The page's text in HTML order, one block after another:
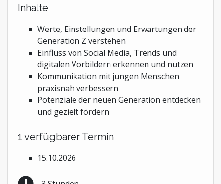
Inhalte
Werte, Einstellungen und Erwartungen der
Generation Z verstehen
Einfluss von Social Media, Trends und
digitalen Vorbildern erkennen und nutzen
Kommunikation mit jungen Menschen
praxisnah verbessern
Potenziale der neuen Generation entdecken
und gezielt fördern
1 verfügbarer Termin
15.10.2026